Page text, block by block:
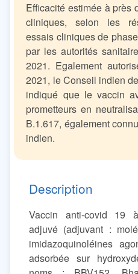
Efficacité estimée à près
cliniques, selon les
essais cliniques de
par les autorités
2021. Egalement
2021, le Conseil indien
indiqué que le vaccin
prometteurs en
B.1.617, également
indien.
Description
Vaccin anti-covid 19
adjuvé (adjuvant :
imidazoquinoléines
adsorbée sur